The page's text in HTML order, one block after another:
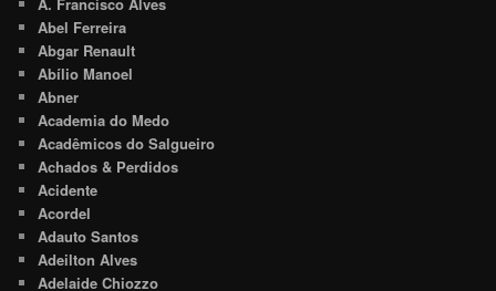
Abel Ferreira
Abgar Renault
Abílio Manoel
Abner
Academia do Medo
Acadêmicos do Salgueiro
Achados & Perdidos
Acidente
Acordel
Adauto Santos
Adeilton Alves
Adelaide Chiozzo